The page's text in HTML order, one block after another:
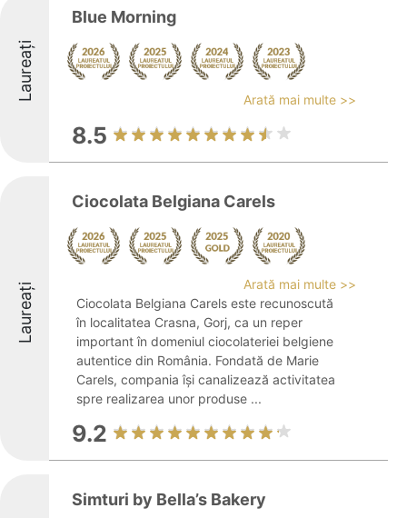
Laureați
Blue Morning
Arată mai multe >>
8.5
Laureați
Ciocolata Belgiana Carels
Arată mai multe >>
Ciocolata Belgiana Carels este recunoscută
în localitatea Crasna, Gorj, ca un reper
important în domeniul ciocolateriei belgiene
autentice din România. Fondată de Marie
Carels, compania își canalizează activitatea
spre realizarea unor produse ...
9.2
Simturi by Bella’s Bakery